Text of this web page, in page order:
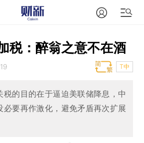
税：醉翁之意不在酒
T中
税的目的在于逼迫美联储降息，中
必要再作激化，避免矛盾再次扩展